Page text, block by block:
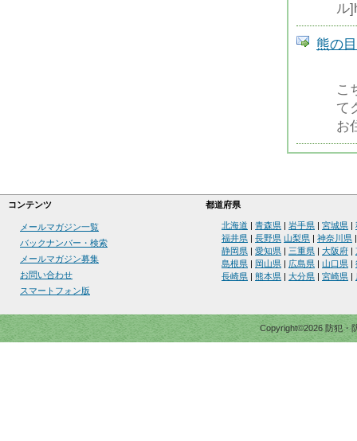
ル
熊の
こ
て
お
コンテンツ 都道府県
メールマガジン一覧
バックナンバー・検索
メールマガジン募集
お問い合わせ
スマートフォン版
北海道 青森県 岩手県 宮城県
福井県
長野県 山梨県 神奈川県
静岡県
愛知県 三重県 大阪府
島根県
岡山県 広島県 山口県
長崎県
熊本県 大分県 宮崎県
Copyright©2026 防犯・